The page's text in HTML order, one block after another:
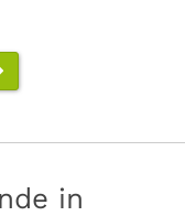
in